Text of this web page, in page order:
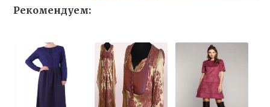
Рекомендуем: